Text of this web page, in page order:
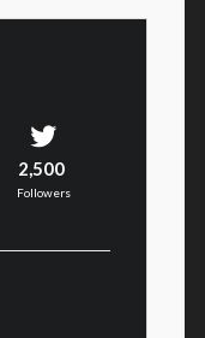
2,500
Followers